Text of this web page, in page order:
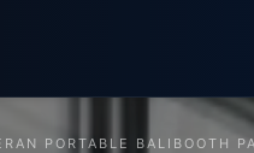
PORTABLE BALI BOOTH